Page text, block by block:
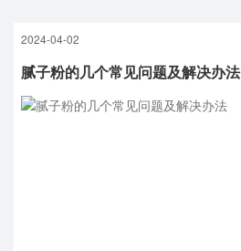
2024-04-02
腻子粉的几个常见问题及解决办法